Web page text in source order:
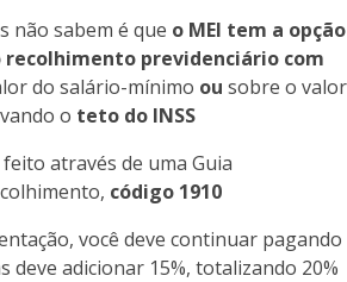
não sabem é que o MEI tem a opção
previdenciário com
do salário-mínimo ou sobre o valor
o teto do INSS
através de uma Guia
código 1910
você deve continuar pagando
deve adicionar 15%, totalizando 20%